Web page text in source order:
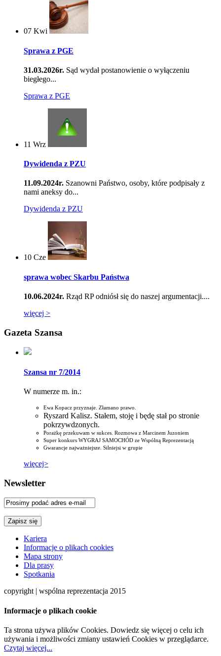
07 Kwi
Sprawa z PGE
31.03.2026r. Sąd wydał postanowienie o wyłączeniu
biegłego...
Sprawa z PGE
11 Wrz
Dywidenda z PZU
11.09.2024r. Szanowni Państwo, osoby, które podpisały z
nami aneksy do...
Dywidenda z PZU
10 Cze
sprawa wobec Skarbu Państwa
10.06.2024r. Rząd RP odniósł się do naszej argumentacji....
więcej >
Gazeta Szansa
Szansa nr 7/2014
W numerze m. in.:
Ewa Kopacz przyznaje. Złamano prawo.
Ryszard Kalisz. Stałem, stoję i będę stał po stronie
pokrzywdzonych.
Porażkę przekuwam w sukces. Rozmowa z Marcinem Juzoniem
Super konkurs WYGRAJ SAMOCHÓD ze Wspólną Reprezentacją
Gwarancje najważniejsze. Silniejsi w grupie
więcej>
Newsletter
Kariera
Informacje o plikach cookies
Mapa strony
Dla prasy
Spotkania
copyright | wspólna reprezentacja 2015
Informacje o plikach cookie
Ta strona używa plików Cookies. Dowiedz się więcej o celu ich
używania i możliwości zmiany ustawień Cookies w przeglądarce.
Czytaj więcej...